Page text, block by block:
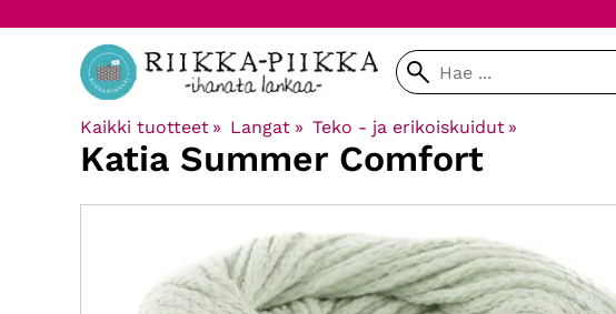
Kaikki tuotteet ‪» Langat ‪» Teko - ja erikoiskuidut ‪»
Katia Summer Comfort